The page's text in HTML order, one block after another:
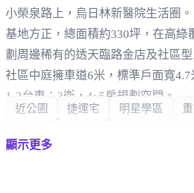
小榮泉路上，烏日林新醫院生活圈。
基地方正，總面積約330坪，在高綠
劃周邊稀有的透天臨路金店及社區型
社區中庭擁車道6米，標準戶面寬
1-2台車；3衛，4~5房規劃空間。
正臨20米榮泉路，臨路金店規劃，
米~11米，與比鄰的旭光國小蕹翠綠
近公園 捷運宅 明星學區
顯示更多